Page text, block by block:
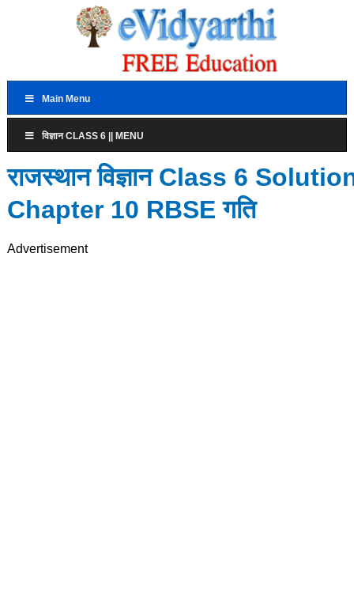
Main Menu
विज्ञान CLASS 6 || MENU
राजस्थान विज्ञान Class 6
Chapter 10 RBSE गति
Advertisement